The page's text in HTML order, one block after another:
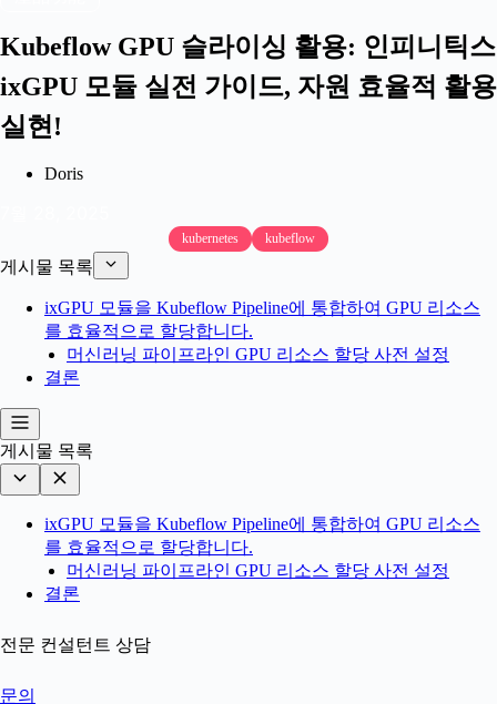
Kubeflow GPU 슬라이싱 활용: 인피니틱스
ixGPU 모듈 실전 가이드, 자원 효율적 활용
실현!
Doris
kubernetes kubeflow
게시물 목록
ixGPU 모듈을 Kubeflow Pipeline에 통합하여 GPU 리소스
를 효율적으로 할당합니다.
머신러닝 파이프라인 GPU 리소스 할당 사전 설정
결론
게시물 목록
ixGPU 모듈을 Kubeflow Pipeline에 통합하여 GPU 리소스
를 효율적으로 할당합니다.
머신러닝 파이프라인 GPU 리소스 할당 사전 설정
결론
전문 컨설턴트 상담
문의